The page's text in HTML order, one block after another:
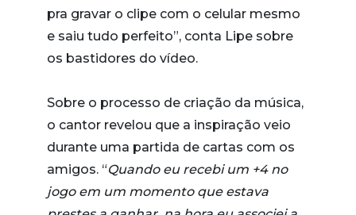
pra gravar o clipe com o celular mesmo
e saiu tudo perfeito”, conta Lipe sobre
os bastidores do vídeo.
Sobre o processo de criação da música,
o cantor revelou que a inspiração veio
durante uma partida de cartas com os
amigos. “Quando eu recebi um +4 no
jogo em um momento que estava